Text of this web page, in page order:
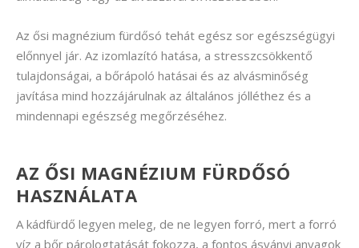
Az ősi magnézium fürdősó tehát egész sor egészségügyi
előnnyel jár. Az izomlazító hatása, a stresszcsökkentő
tulajdonságai, a bőrápoló hatásai és az alvásminőség
javítása mind hozzájárulnak az általános jólléthez és a
mindennapi egészség megőrzéséhez.
AZ ŐSI MAGNÉZIUM FÜRDŐSÓ
HASZNÁLATA
A kádfürdő legyen meleg, de ne legyen forró, mert a forró
víz a bőr párologtatását fokozza, a fontos ásványi anyagok